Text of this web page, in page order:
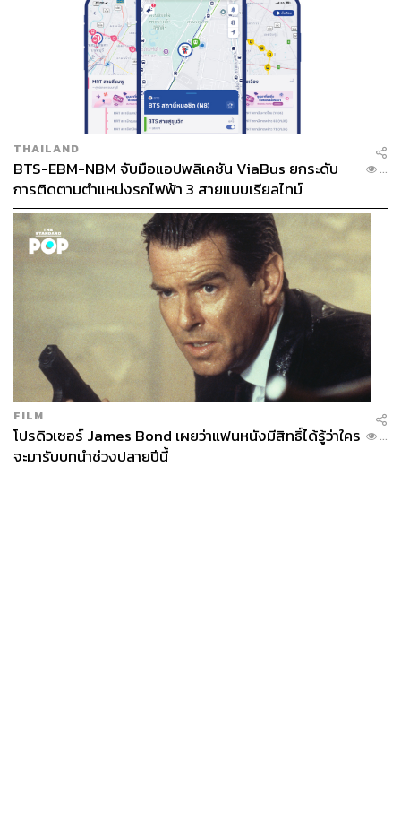
THAILAND
BTS-EBM-NBM จับมือแอปพลิเคชัน ViaBus ยกระดับ
การติดตามตำแหน่งรถไฟฟ้า 3 สายแบบเรียลไทม์
...
FILM
โปรดิวเซอร์ James Bond เผยว่าแฟนหนังมีสิทธิ์ได้รู้ว่าใคร
จะมารับบทนำช่วงปลายปีนี้
...